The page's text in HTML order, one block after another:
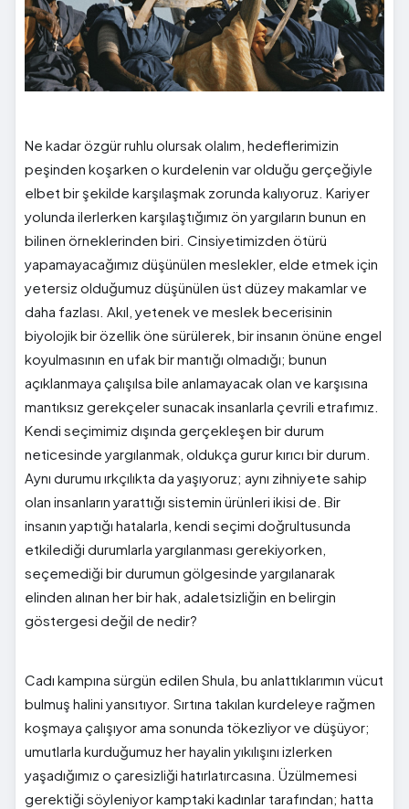
Ne kadar özgür ruhlu olursak olalım, hedeflerimizin
peşinden koşarken o kurdelenin var olduğu gerçeğiyle
elbet bir şekilde karşılaşmak zorunda kalıyoruz. Kariyer
yolunda ilerlerken karşılaştığımız ön yargıların bunun en
bilinen örneklerinden biri. Cinsiyetimizden ötürü
yapamayacağımız düşünülen meslekler, elde etmek için
yetersiz olduğumuz düşünülen üst düzey makamlar ve
daha fazlası. Akıl, yetenek ve meslek becerisinin
biyolojik bir özellik öne sürülerek, bir insanın önüne engel
koyulmasının en ufak bir mantığı olmadığı; bunun
açıklanmaya çalışılsa bile anlamayacak olan ve karşısına
mantıksız gerekçeler sunacak insanlarla çevrili etrafımız.
Kendi seçimimiz dışında gerçekleşen bir durum
neticesinde yargılanmak, oldukça gurur kırıcı bir durum.
Aynı durumu ırkçılıkta da yaşıyoruz; aynı zihniyete sahip
olan insanların yarattığı sistemin ürünleri ikisi de. Bir
insanın yaptığı hatalarla, kendi seçimi doğrultusunda
etkilediği durumlarla yargılanması gerekiyorken,
seçemediği bir durumun gölgesinde yargılanarak
elinden alınan her bir hak, adaletsizliğin en belirgin
göstergesi değil de nedir?
Cadı kampına sürgün edilen Shula, bu anlattıklarımın vücut
bulmuş halini yansıtıyor. Sırtına takılan kurdeleye rağmen
koşmaya çalışıyor ama sonunda tökezliyor ve düşüyor;
umutlarla kurduğumuz her hayalin yıkılışını izlerken
yaşadığımız o çaresizliği hatırlatırcasına. Üzülmemesi
gerektiği söyleniyor kamptaki kadınlar tarafından; hatta